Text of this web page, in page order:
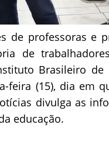
de professoras e
de
Brasileiro de
feira (15), dia em
divulga as
educação.